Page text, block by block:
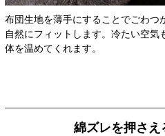
布団生地を薄手にすることでごわつ
自然にフィットします。冷たい空
体を温めてくれます。
綿ズレを押さえ